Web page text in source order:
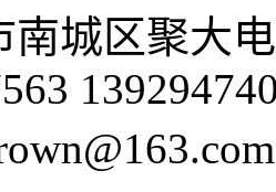
南城区聚大